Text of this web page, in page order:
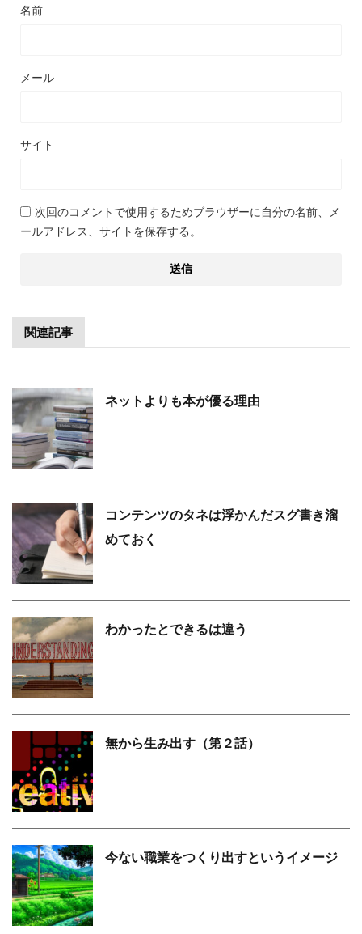
名前
メール
サイト
次回のコメントで使用するためブラウザーに自分の名前、メ
ールアドレス、サイトを保存する。
関連記事
ネットよりも本が優る理由
コンテンツのタネは浮かんだスグ書き溜
めておく
わかったとできるは違う
無から生み出す（第２話）
今ない職業をつくり出すというイメージ